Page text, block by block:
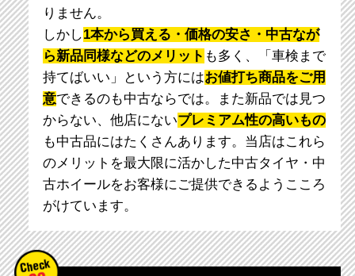
りません。
しかし1本から買える・価格の安さ・中古なが
ら新品同様などのメリット も多く、「車検まで
持てばいい」という方にはお値打ち商品をご用
意できるのも中古ならでは。また新品では見つ
からない、他店にないプレミアム性の高いもの
も中古品にはたくさんあります。当店はこれら
のメリットを最大限に活かした中古タイヤ・中
古ホイールをお客様にご提供できるようこころ
がけています。